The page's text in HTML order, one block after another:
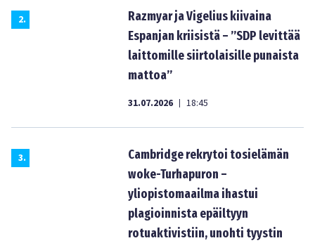
2.
Razmyar ja Vigelius kiivaina
Espanjan kriisistä – ”SDP levittää
laittomille siirtolaisille punaista
mattoa”
31.07.2026 | 18:45
3.
Cambridge rekrytoi tosielämän
woke-Turhapuron –
yliopistomaailma ihastui
plagioinnista epäiltyyn
rotuaktivistiin, unohti tyystin